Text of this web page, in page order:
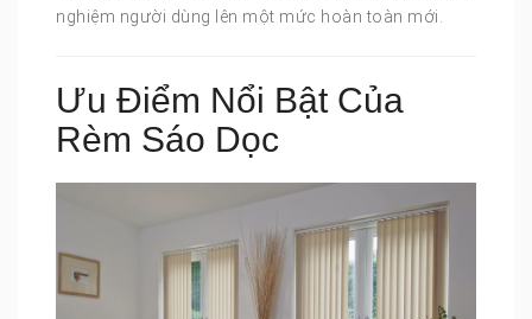
nghiệm người dùng lên một mức hoàn toàn mới.
Ưu Điểm Nổi Bật Của
Rèm Sáo Dọc